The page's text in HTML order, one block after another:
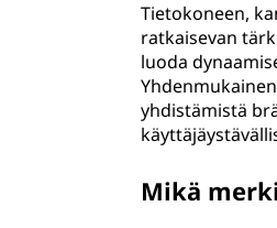
Tietokoneen,
ratkaisevan
luoda
yhdistämistä
Mikä